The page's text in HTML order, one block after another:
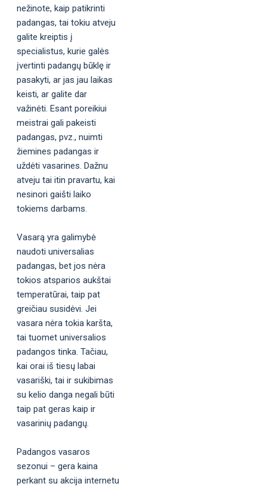
nežinote, kaip patikrinti
padangas, tai tokiu atveju
galite kreiptis į
specialistus, kurie galės
įvertinti padangų būklę ir
pasakyti, ar jas jau laikas
keisti, ar galite dar
važinėti. Esant poreikiui
meistrai gali pakeisti
padangas, pvz., nuimti
žiemines padangas ir
uždėti vasarines. Dažnu
atveju tai itin pravartu, kai
nesinori gaišti laiko
tokiems darbams.
Vasarą yra galimybė
naudoti universalias
padangas, bet jos nėra
tokios atsparios aukštai
temperatūrai, taip pat
greičiau susidėvi. Jei
vasara nėra tokia karšta,
tai tuomet universalios
padangos tinka. Tačiau,
kai orai iš tiesų labai
vasariški, tai ir sukibimas
su kelio danga negali būti
taip pat geras kaip ir
vasarinių padangų.
Padangos vasaros
sezonui – gera kaina
perkant su akcija internetu